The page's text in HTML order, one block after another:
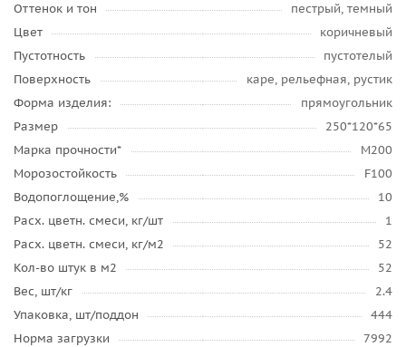
Оттенок и тон
пестрый, темный
Цвет
коричневый
Пустотность
пустотелый
Поверхность
каре, рельефная, рустик
Форма изделия:
прямоугольник
Размер
250*120*65
Марка прочности*
М200
Морозостойкость
F100
Водопоглощение,%
10
Расх. цветн. смеси, кг/шт
1
Расх. цветн. смеси, кг/м2
52
Кол-во штук в м2
52
Вес, шт/кг
2.4
Упаковка, шт/поддон
444
Норма загрузки
7992